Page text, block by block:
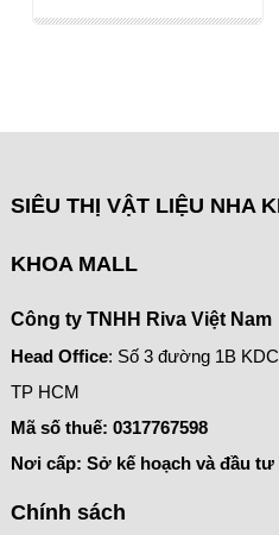
SIÊU THỊ VẬT LIỆU NHA
KHOA MALL
Công ty TNHH Riva Việt Nam
Head Office: Số 3 đường 1B
TP HCM
Mã số thuế: 0317767598
Nơi cấp: Sở kế hoạch và đầu tư
Chính sách